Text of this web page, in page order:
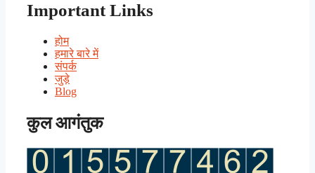
Important Links
होम
हमारे बारे में
संपर्क
जुड़े
Blog
कुल आगंतुक